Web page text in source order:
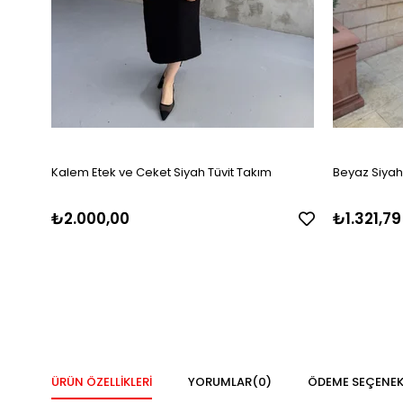
Kalem Etek ve Ceket Siyah Tüvit Takım
₺2.000,00
Beyaz
₺1.321,79
ÜRÜN ÖZELLIKLERI YORUMLAR(0) ÖDEME